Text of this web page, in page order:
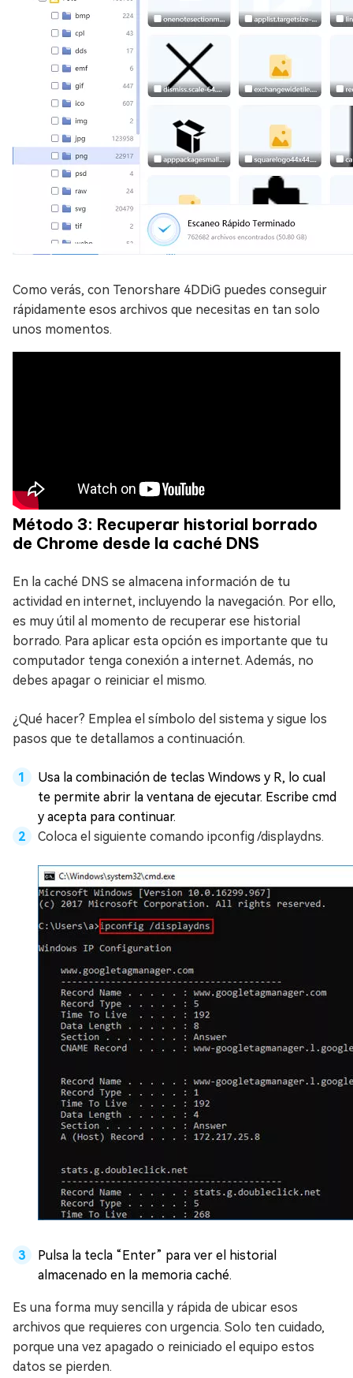
Como verás, con Tenorshare 4DDiG puedes conseguir
rápidamente esos archivos que necesitas en tan solo
unos momentos.
Método 3: Recuperar historial borrado
de Chrome desde la caché DNS
En la caché DNS se almacena información de tu
actividad en internet, incluyendo la navegación. Por ello,
es muy útil al momento de recuperar ese historial
borrado. Para aplicar esta opción es importante que tu
computador tenga conexión a internet. Además, no
debes apagar o reiniciar el mismo.
¿Qué hacer? Emplea el símbolo del sistema y sigue los
pasos que te detallamos a continuación.
Usa la combinación de teclas Windows y R, lo cual
te permite abrir la ventana de ejecutar. Escribe cmd
y acepta para continuar.
Coloca el siguiente comando ipconfig /displaydns.
Pulsa la tecla “Enter” para ver el historial
almacenado en la memoria caché.
Es una forma muy sencilla y rápida de ubicar esos
archivos que requieres con urgencia. Solo ten cuidado,
porque una vez apagado o reiniciado el equipo estos
datos se pierden.